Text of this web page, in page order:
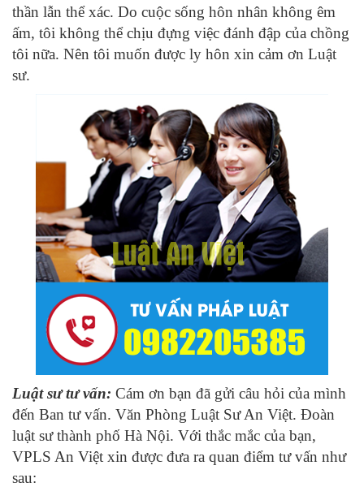
thần lẫn thể xác. Do cuộc sống hôn nhân không êm
ấm, tôi không thể chịu đựng việc đánh đập của chồng
tôi nữa. Nên tôi muốn được ly hôn xin cảm ơn Luật
sư.
Luật sư tư vấn: Cám ơn bạn đã gửi câu hỏi của mình
đến Ban tư vấn. Văn Phòng Luật Sư An Việt. Đoàn
luật sư thành phố Hà Nội. Với thắc mắc của bạn,
VPLS An Việt xin được đưa ra quan điểm tư vấn như
sau: